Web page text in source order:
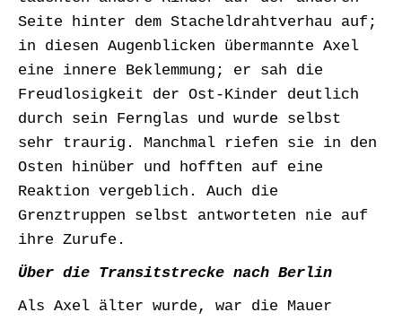
Seite hinter dem Stacheldrahtverhau auf;
in diesen Augenblicken übermannte Axel
eine innere Beklemmung; er sah die
Freudlosigkeit der Ost-Kinder deutlich
durch sein Fernglas und wurde selbst
sehr traurig. Manchmal riefen sie in den
Osten hinüber und hofften auf eine
Reaktion vergeblich. Auch die
Grenztruppen selbst antworteten nie auf
ihre Zurufe.
Über die Transitstrecke nach Berlin
Als Axel älter wurde, war die Mauer